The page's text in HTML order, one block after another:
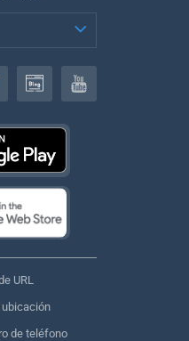
URL
ubicación
de teléfono